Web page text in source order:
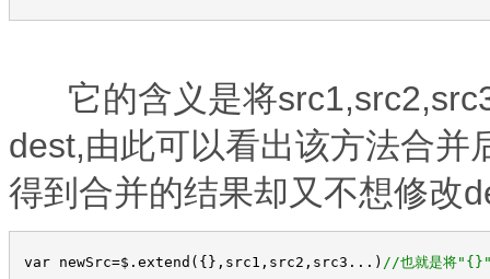
它的含义是将
dest,由此可以看出该方法合并
得到合并的结果却又不想修改
var newSrc=$.extend({},src1,src2,src3...) //也就是将